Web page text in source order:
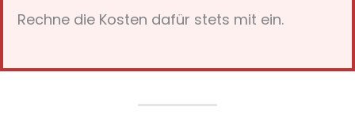
Rechne die Kosten dafür stets mit ein.